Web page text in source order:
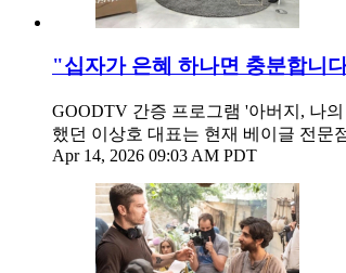
"십자가 은혜 하나면 충분합니
GOODTV 간증 프로그램 '아버지, 나
했던 이상호 대표는 현재 베이글 전문
Apr 14, 2026 09:03 AM PDT